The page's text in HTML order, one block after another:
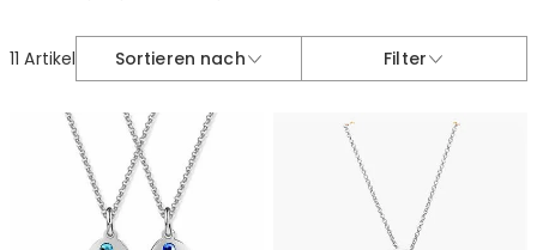
11 Artikel Sortieren nach Filter